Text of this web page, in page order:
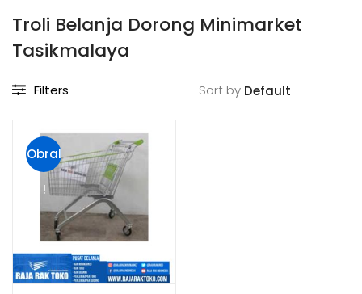
Troli Belanja Dorong Minimarket
Tasikmalaya
Filters Sort by
Obral
!